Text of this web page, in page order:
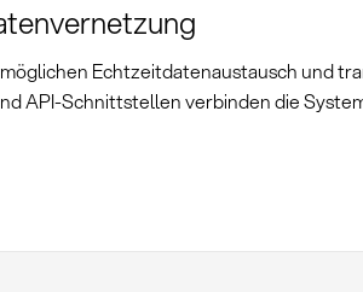
Echtzeitdatenaustausch und
API-Schnittstellen verbinden die